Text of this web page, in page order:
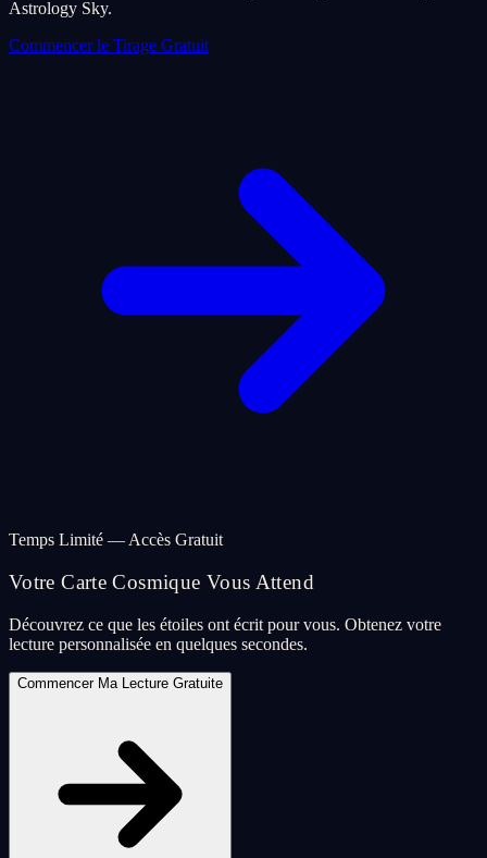
Astrology Sky.
Commencer le Tirage Gratuit
Temps Limité — Accès Gratuit
Votre Carte Cosmique Vous Attend
Découvrez ce que les étoiles ont écrit pour vous. Obtenez votre
lecture personnalisée en quelques secondes.
Commencer Ma Lecture Gratuite